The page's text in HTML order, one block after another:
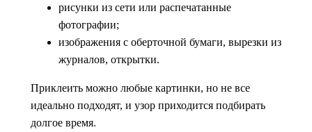
рисунки из сети или распечатанные
фотографии;
изображения с оберточной бумаги, вырезки из
журналов, открытки.
Приклеить можно любые картинки, но не все
идеально подходят, и узор приходится подбирать
долгое время.